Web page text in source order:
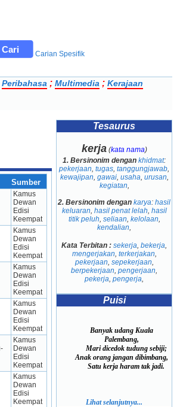
Carian Spesifik
Peribahasa ; Multimedia ; Kerajaan
Sumber
Kamus
Dewan
Edisi
Keempat
Kamus
Dewan
Edisi
Keempat
Kamus
Dewan
Edisi
Keempat
Kamus
Dewan
Edisi
Keempat
Kamus
Dewan
Edisi
Keempat
Kamus
Dewan
Edisi
Keempat
Tesaurus
kerja(kata nama)
1. Bersinonim dengan khidmat:
pekerjaan, tugas, tanggungjawab,
kewajipan, gawai, usaha, urusan,
kegiatan,
2. Bersinonim dengan karya: hasil
keluaran, hasil penat lelah, hasil
titik peluh, seliaan, kelolaan,
kendalian,
Kata Terbitan : sekerja, bekerja,
mengerjakan, terkerjakan,
pekerjaan, sepekerjaan,
berpekerjaan, pengerjaan,
pekerja, pengerja,
Puisi
Banyak udang Kuala
Palembang,
Mari dicedok tudung sebiji;
Anak orang jangan dibimbang,
Satu kerja haram tak jadi.
Lihat selanjutnya...